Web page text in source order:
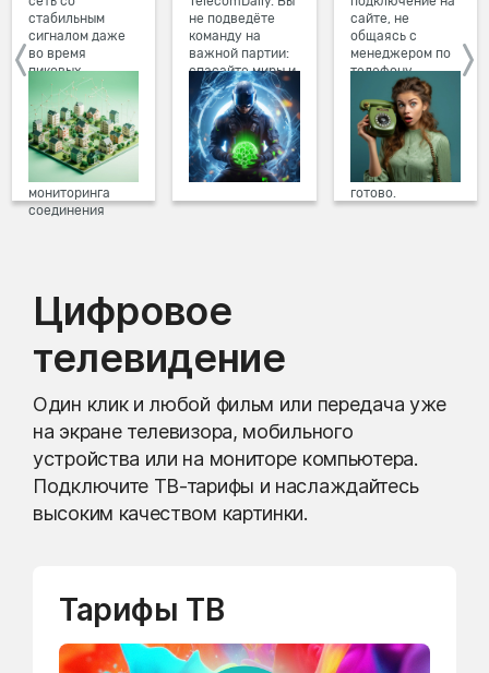
стабильным
сигналом даже
во время
пиковых
нагрузок в
вечернее время.
Мы постоянно
обновляем наше
оборудование в
домах, а система
мониторинга
соединения
не подведёте
команду на
важной партии:
спасайте миры и
побеждайте с
друзьями в
онлайн-играх.
сайте, не
общаясь с
менеджером по
телефону.
Просто в три
клика заполните
форму заявки на
сайте, выберите
дату и время
подключения,
готово.
Цифровое
телевидение
Один клик и любой фильм или передача уже
на экране телевизора, мобильного
устройства или на мониторе компьютера.
Подключите ТВ-тарифы и наслаждайтесь
высоким качеством картинки.
Тарифы ТВ